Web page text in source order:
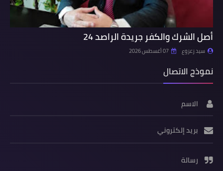
أصل الشرك والكفر جريدة الراصد 24
سيد زعزوع 07 أغسطس 2026
نموذج الاتصال
الاسم
بريد إلكتروني
رسالة